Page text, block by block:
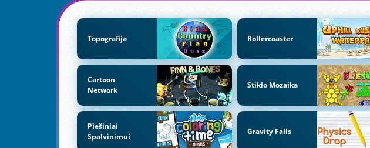
Topografija Rollercoaster
Cartoon
Network
Stiklo Mozaika
Piešiniai
Spalvinimui
Gravity Falls